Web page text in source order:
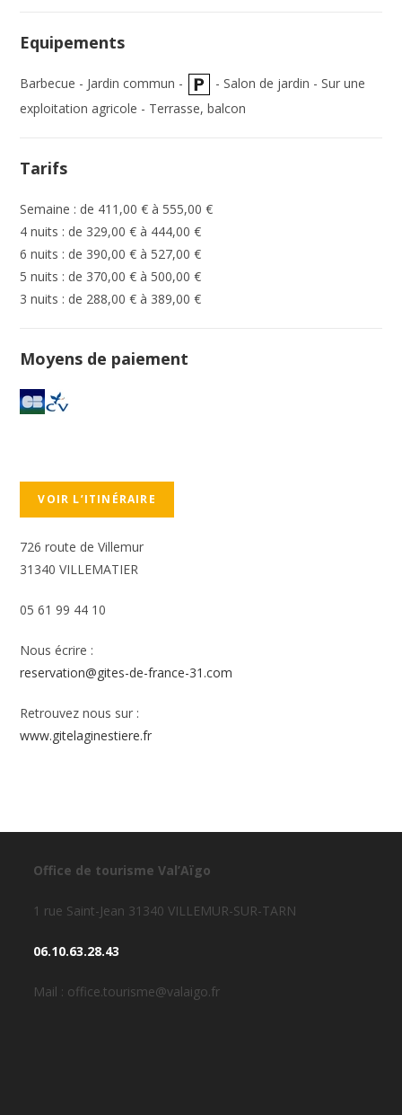
Equipements
Barbecue - Jardin commun -
- Salon de jardin - Sur une
exploitation agricole - Terrasse, balcon
Tarifs
Semaine : de 411,00 € à 555,00 €
4 nuits : de 329,00 € à 444,00 €
6 nuits : de 390,00 € à 527,00 €
5 nuits : de 370,00 € à 500,00 €
3 nuits : de 288,00 € à 389,00 €
Moyens de paiement
VOIR L’ITINÉRAIRE
726 route de Villemur
31340 VILLEMATIER
05 61 99 44 10
Nous écrire :
reservation@gites-de-france-31.com
Retrouvez nous sur :
www.gitelaginestiere.fr
Office de tourisme Val’Aïgo
1 rue Saint-Jean 31340 VILLEMUR-SUR-TARN
06.10.63.28.43
Mail : office.tourisme@valaigo.fr